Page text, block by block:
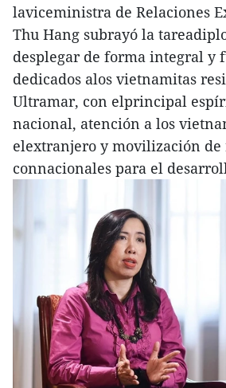
laviceministra de Relaciones
Thu Hang subrayó la
desplegar de forma integral y
dedicados alos vietnamitas
Ultramar, con elprincipal
nacional, atención a los
elextranjero y movilización de
connacionales para el